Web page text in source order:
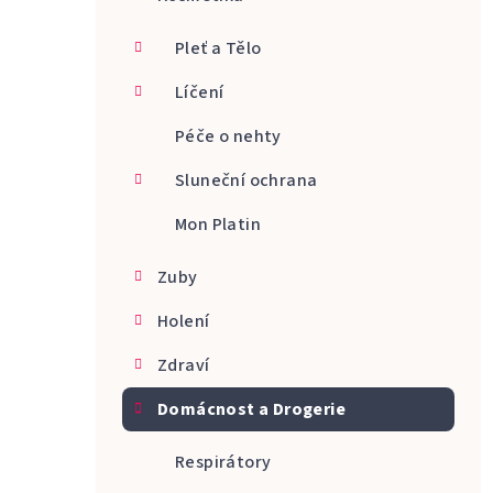
Pleť a Tělo
Líčení
Péče o nehty
Sluneční ochrana
Mon Platin
Zuby
Holení
Zdraví
Domácnost a Drogerie
Respirátory